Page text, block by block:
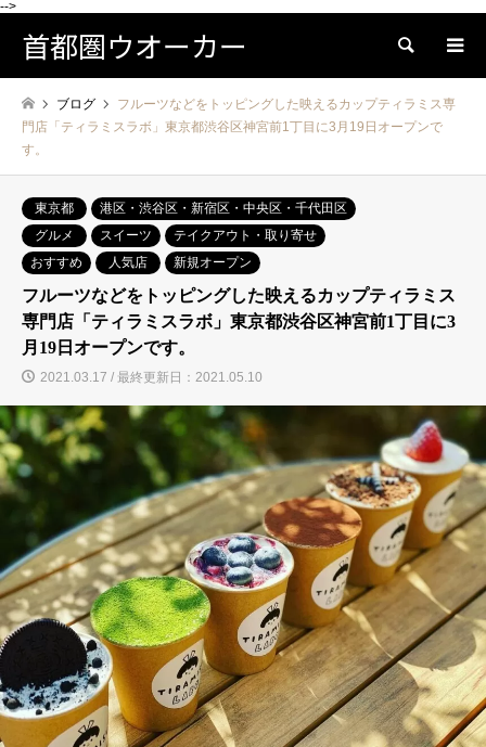
-->
首都圏ウオーカー 検索
ブログ
フルーツなどをトッピングした映えるカップティラミス専
門店「ティラミスラボ」東京都渋谷区神宮前1丁目に3月19日オープンで
す。
東京都
港区・渋谷区・新宿区・中央区・千代田区
グルメ
スイーツ
テイクアウト・取り寄せ
おすすめ
人気店 新規オープン
フルーツなどをトッピングした映えるカップティラミス
専門店「ティラミスラボ」東京都渋谷区神宮前1丁目に3
月19日オープンです。
2021.03.17 / 最終更新日：2021.05.10